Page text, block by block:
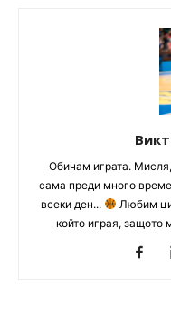
Обичам играта.
сама преди много
всеки ден...
Любим
който играя, защото